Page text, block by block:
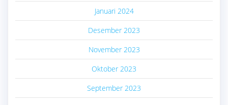
Januari 2024
Desember 2023
November 2023
Oktober 2023
September 2023